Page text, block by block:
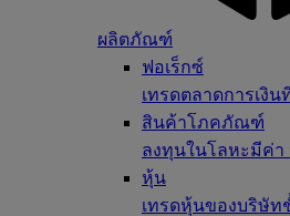
ผลิตภัณฑ์
ฟอเร็กซ์
เทรดตลาดการเงิ
สินค้าโภคภัณฑ์
ลงทุนในโลหะมีค่
หุ้น
เทรดหุ้นของบริษัท